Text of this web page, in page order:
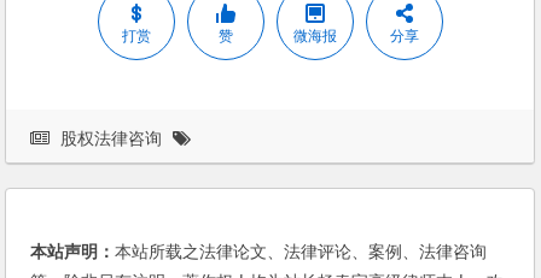
打赏 赞 微海报 分享
股权法律咨询
本站声明：本站所载之法律论文、法律评论、案例、法律咨询